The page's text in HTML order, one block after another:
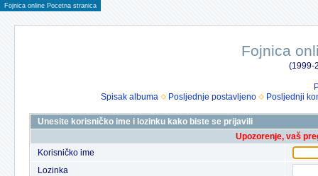
Fojnica online Pocetna stranica
Fojnica
(1999-
Spisak albuma
Posljednje postavljeno Posljednji
Unesite korisničko ime i lozinku kako biste se prijavili
Upozorenje, vaš
Korisničko ime
Lozinka